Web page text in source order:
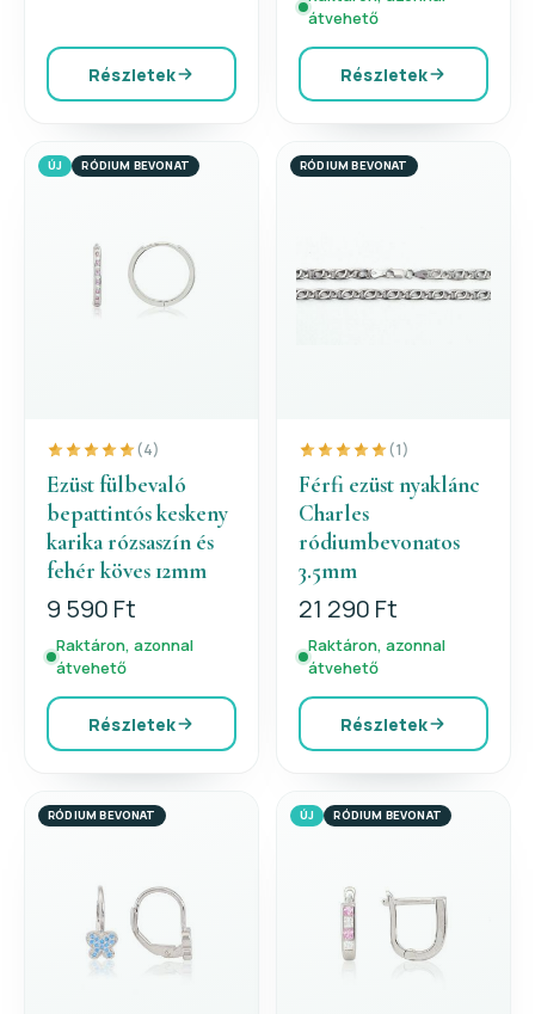
Részletek
átvehető
Részletek
ÚJ RÓDIUM BEVONAT
(4)
Ezüst fülbevaló
bepattintós keskeny
karika rózsaszín és
fehér köves 12mm
9 590 Ft
Raktáron, azonnal
átvehető
Részletek
RÓDIUM BEVONAT
(1)
Férfi ezüst nyaklánc
Charles
ródiumbevonatos
3.5mm
21 290 Ft
Raktáron, azonnal
átvehető
Részletek
RÓDIUM BEVONAT ÚJ RÓDIUM BEVONAT